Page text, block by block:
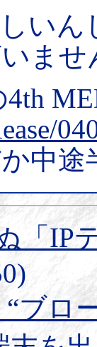
いん
ま
4th
中途
「IP
ブロ